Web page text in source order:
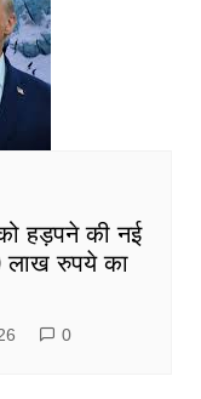
हड़पने की नई
लाख रुपये का
0